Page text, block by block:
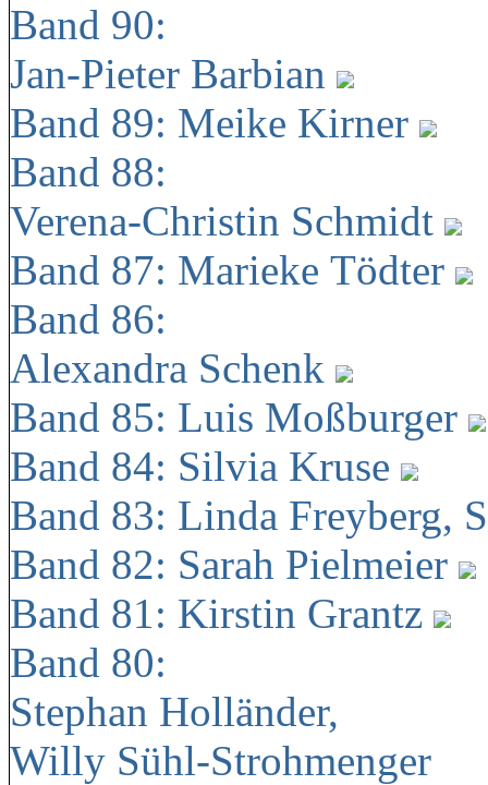
Band 90:
Jan-Pieter Barbian
Band 89: Meike Kirner
Band 88:
Verena-Christin Schmidt
Band 87: Marieke Tödter
Band 86:
Alexandra Schenk
Band 85: Luis Moßburger
Band 84: Silvia Kruse
Band 83: Linda Freyberg,
Band 82: Sarah Pielmeier
Band 81: Kirstin Grantz
Band 80:
Stephan Holländer,
Willy Sühl-Strohmenger